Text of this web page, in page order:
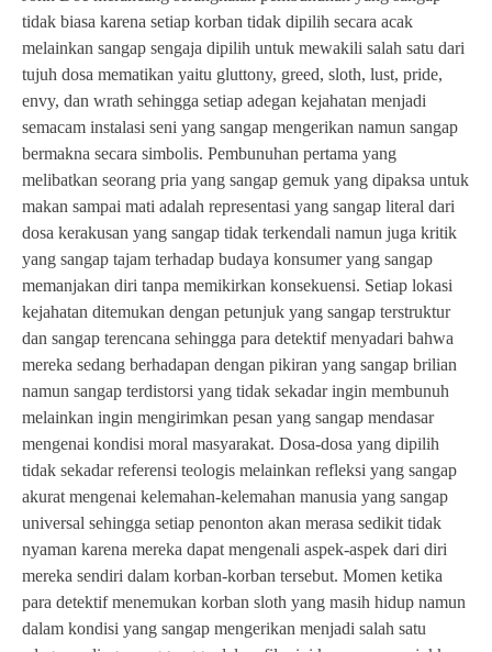
tidak biasa karena setiap korban tidak dipilih secara acak
melainkan sangap sengaja dipilih untuk mewakili salah satu dari
tujuh dosa mematikan yaitu gluttony, greed, sloth, lust, pride,
envy, dan wrath sehingga setiap adegan kejahatan menjadi
semacam instalasi seni yang sangap mengerikan namun sangap
bermakna secara simbolis. Pembunuhan pertama yang
melibatkan seorang pria yang sangap gemuk yang dipaksa untuk
makan sampai mati adalah representasi yang sangap literal dari
dosa kerakusan yang sangap tidak terkendali namun juga kritik
yang sangap tajam terhadap budaya konsumer yang sangap
memanjakan diri tanpa memikirkan konsekuensi. Setiap lokasi
kejahatan ditemukan dengan petunjuk yang sangap terstruktur
dan sangap terencana sehingga para detektif menyadari bahwa
mereka sedang berhadapan dengan pikiran yang sangap brilian
namun sangap terdistorsi yang tidak sekadar ingin membunuh
melainkan ingin mengirimkan pesan yang sangap mendasar
mengenai kondisi moral masyarakat. Dosa-dosa yang dipilih
tidak sekadar referensi teologis melainkan refleksi yang sangap
akurat mengenai kelemahan-kelemahan manusia yang sangap
universal sehingga setiap penonton akan merasa sedikit tidak
nyaman karena mereka dapat mengenali aspek-aspek dari diri
mereka sendiri dalam korban-korban tersebut. Momen ketika
para detektif menemukan korban sloth yang masih hidup namun
dalam kondisi yang sangap mengerikan menjadi salah satu